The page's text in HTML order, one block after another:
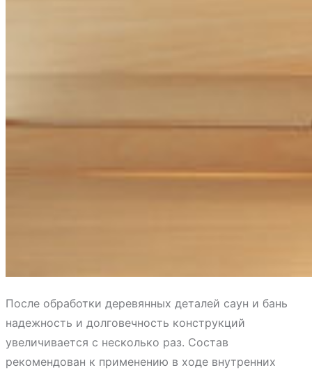
После обработки деревянных деталей саун и бань
надежность и долговечность конструкций
увеличивается с несколько раз. Состав
рекомендован к применению в ходе внутренних